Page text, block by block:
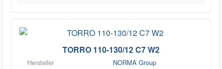
TORRO 110-130/12 C7 W2
Hersteller
NORMA Group